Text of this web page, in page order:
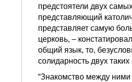
предстоятели двух
представляющий
представляет самую
церковь, –
общий язык, то,
солидарность двух
“Знакомство между